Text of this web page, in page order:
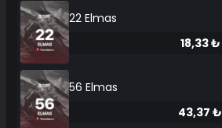
22 Elmas
18,33 ₺
56 Elmas
43,37 ₺